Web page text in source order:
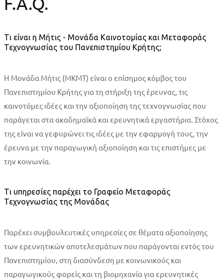
Τι είναι η Μήτις - Μονάδα Καινοτομίας και Μεταφοράς
Τεχνογνωσίας του Πανεπιστημίου Κρήτης;
Η Μονάδα Μήτις (ΜΚΜΤ) είναι ο επίσημος κόμβος του
Πανεπιστημίου Κρήτης για τη στήριξη της έρευνας, τις
καινοτόμες ιδέες και την αξιοποίηση της τεχνογνωσίας που
παράγεται στα ακαδημαϊκά και ερευνητικά εργαστήρια. Στόχος
της είναι να γεφυρώνει τις ιδέες με την εφαρμογή τους, την
έρευνα με την παραγωγική αξιοποίηση και τις επιστήμες με
την κοινωνία.
Τι υπηρεσίες παρέχει το Γραφείο Μεταφοράς
Τεχνογνωσίας της Μονάδας
Παρέχει συμβουλευτικές υπηρεσίες σε θέματα αξιοποίησης
των ερευνητικών αποτελεσμάτων που παράγονται εντός του
Πανεπιστημίου, στη διασύνδεση με κοινωνικούς και
παραγωγικούς φορείς και τη βιομηχανία για ερευνητικές